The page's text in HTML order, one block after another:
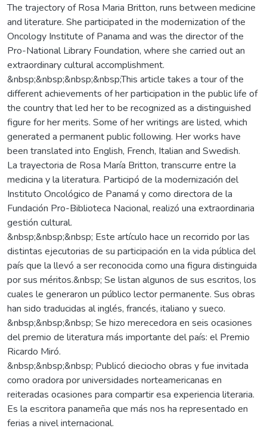
The trajectory of Rosa Maria Britton, runs between medicine
and literature. She participated in the modernization of the
Oncology Institute of Panama and was the director of the
Pro-National Library Foundation, where she carried out an
extraordinary cultural accomplishment.
&nbsp;&nbsp;&nbsp;&nbsp;This article takes a tour of the
different achievements of her participation in the public life of
the country that led her to be recognized as a distinguished
figure for her merits. Some of her writings are listed, which
generated a permanent public following. Her works have
been translated into English, French, Italian and Swedish.
La trayectoria de Rosa María Britton, transcurre entre la
medicina y la literatura. Participó de la modernización del
Instituto Oncológico de Panamá y como directora de la
Fundación Pro-Biblioteca Nacional, realizó una extraordinaria
gestión cultural.
&nbsp;&nbsp;&nbsp; Este artículo hace un recorrido por las
distintas ejecutorias de su participación en la vida pública del
país que la llevó a ser reconocida como una figura distinguida
por sus méritos.&nbsp; Se listan algunos de sus escritos, los
cuales le generaron un público lector permanente. Sus obras
han sido traducidas al inglés, francés, italiano y sueco.
&nbsp;&nbsp;&nbsp; Se hizo merecedora en seis ocasiones
del premio de literatura más importante del país: el Premio
Ricardo Miró.
&nbsp;&nbsp;&nbsp; Publicó dieciocho obras y fue invitada
como oradora por universidades norteamericanas en
reiteradas ocasiones para compartir esa experiencia literaria.
Es la escritora panameña que más nos ha representado en
ferias a nivel internacional.